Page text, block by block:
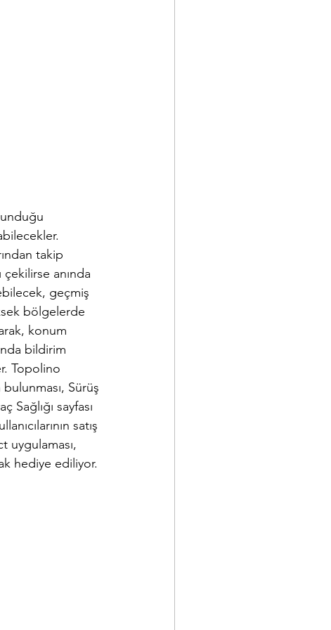
takip
anında
geçmiş
bölgelerde
konum
bildirim
Topolino
Sürüş
Sağlığı sayfası
satış
uygulaması,
hediye ediliyor.